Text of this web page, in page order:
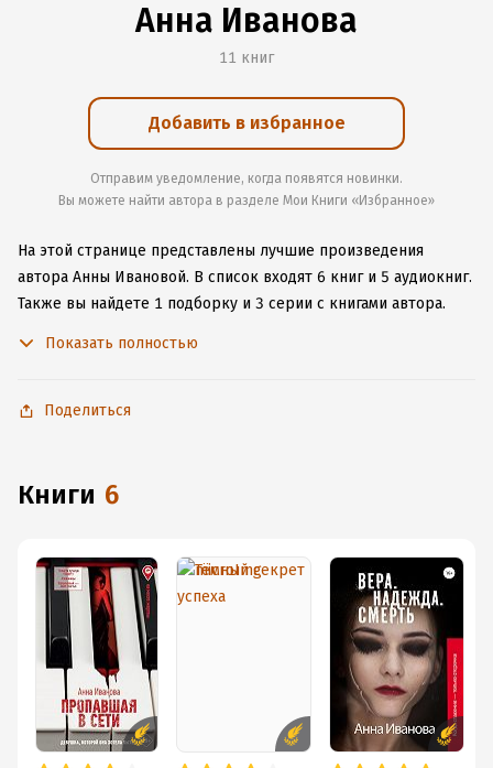
Анна Иванова
11 книг
Добавить в избранное
Отправим уведомление, когда появятся новинки.
Вы можете найти автора в разделе Мои Книги «Избранное»
На этой странице представлены лучшие произведения
автора Анны Ивановой. В список входят 6 книг и 5 аудиокниг.
Также вы найдете 1 подборку и 3 серии с книгами автора.
Android, чтобы не расставаться с любимыми произведениями
Показать полностью
Поделиться
книги 6